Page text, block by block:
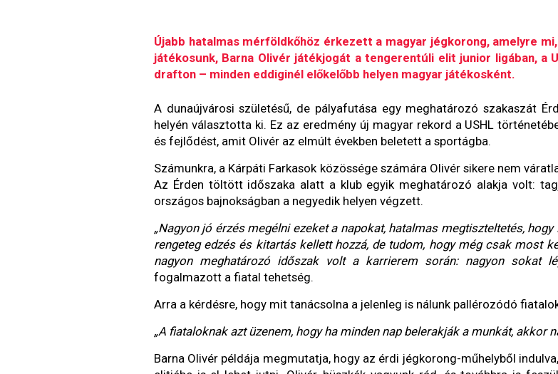
Újabb hatalmas mérföldkőhöz érkezett a magyar jégkorong, amelyre
játékosunk, Barna Olivér játékjogát a tengerentúli elit junior ligában, a
drafton – minden eddiginél előkelőbb helyen magyar játékosként.
A dunaújvárosi születésű, de pályafutása egy meghatározó szakaszát
helyén választotta ki. Ez az eredmény új magyar rekord a USHL
és fejlődést, amit Olivér az elmúlt években beletett a sportágba.
Számunkra, a Kárpáti Farkasok közössége számára Olivér sikere nem
Az Érden töltött időszaka alatt a klub egyik meghatározó alakja volt:
országos bajnokságban a negyedik helyen végzett.
„Nagyon jó érzés megélni ezeket a napokat, hatalmas megtiszteltetés,
rengeteg edzés és kitartás kellett hozzá, de tudom, hogy még csak most
nagyon meghatározó időszak volt a karrierem során: nagyon sokat
fogalmazott a fiatal tehetség.
Arra a kérdésre, hogy mit tanácsolna a jelenleg is nálunk pallérozódó
„A fiataloknak azt üzenem, hogy ha minden nap belerakják a munkát, akkor
Barna Olivér példája megmutatja, hogy az érdi jégkorong-műhelyből